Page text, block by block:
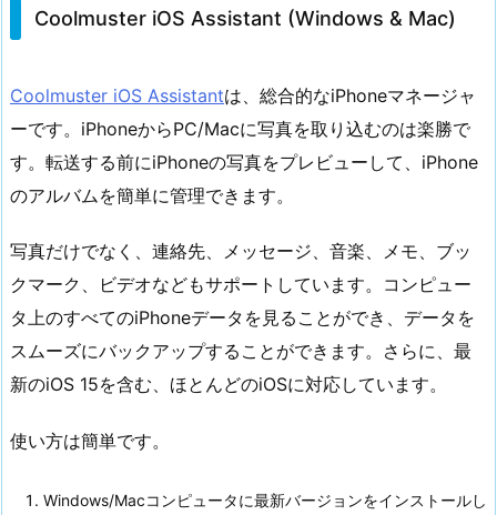
Coolmuster iOS Assistant (Windows & Mac)
Coolmuster iOS Assistantは、総合的なiPhoneマネージャ
ーです。iPhoneからPC/Macに写真を取り込むのは楽勝で
す。転送する前にiPhoneの写真をプレビューして、iPhone
のアルバムを簡単に管理できます。
写真だけでなく、連絡先、メッセージ、音楽、メモ、ブッ
クマーク、ビデオなどもサポートしています。コンピュー
タ上のすべてのiPhoneデータを見ることができ、データを
スムーズにバックアップすることができます。さらに、最
新のiOS 15を含む、ほとんどのiOSに対応しています。
使い方は簡単です。
Windows/Macコンピュータに最新バージョンをインストールし